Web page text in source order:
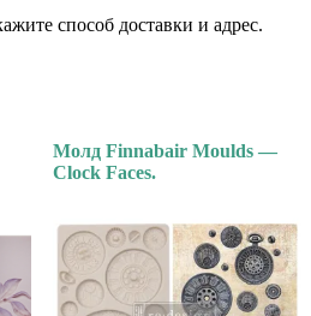
способ доставки и адрес.
Молд Finnabair Moulds —
Clock Faces.